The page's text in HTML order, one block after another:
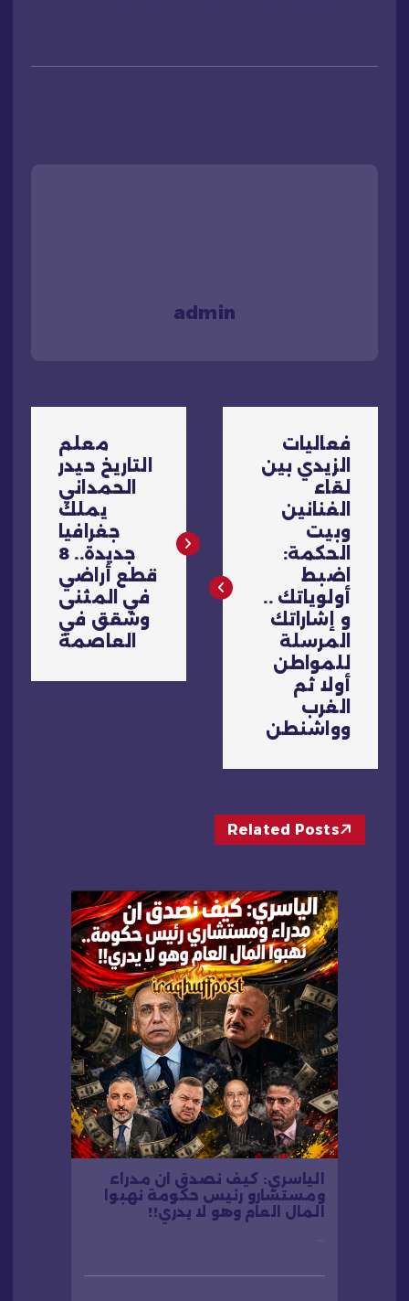
admin
ص
ح
م
فعاليات
الزيدي بين
لقاء
الفنانين
وبيت
الحكمة:
اضبط
أولوياتك ..
و إشاراتك
المرسلة
للمواطن
أولا ثم
الغرب
وواشنطن
معلم
التاريخ حيدر
الحمداني
يملك
جغرافيا
جديدة.. 8
قطع أراضي
في المثنى
وشقق في
العاصمة
Related Posts
الياسري: كيف نصدق ان مدراء
ومستشارو رئيس حكومة نهبوا
المال العام وهو لا يدري!!